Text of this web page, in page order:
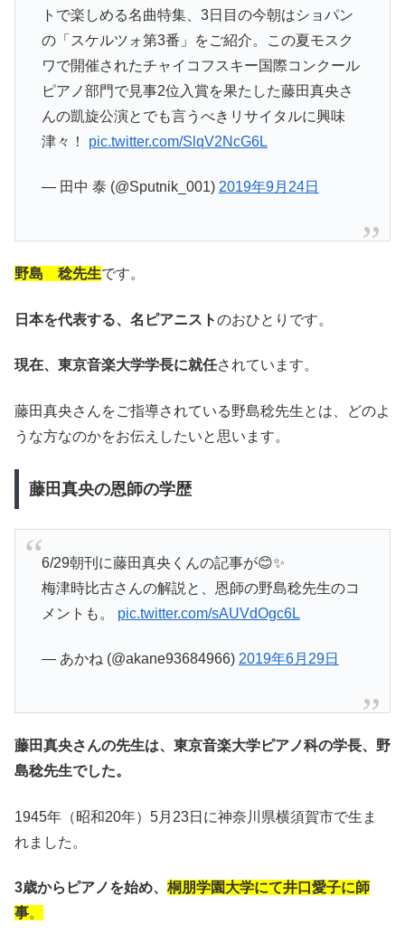
トで楽しめる名曲特集、3日目の今朝はショパン
の「スケルツォ第3番」をご紹介。この夏モスク
ワで開催されたチャイコフスキー国際コンクール
ピアノ部門で見事2位入賞を果たした藤田真央さ
んの凱旋公演とでも言うべきリサイタルに興味
津々！ pic.twitter.com/SlqV2NcG6L
— 田中 泰 (@Sputnik_001) 2019年9月24日
野島 稔先生です。
日本を代表する、名ピアニストのおひとりです。
現在、東京音楽大学学長に就任されています。
藤田真央さんをご指導されている野島稔先生とは、どのよ
うな方なのかをお伝えしたいと思います。
藤田真央の恩師の学歴
6/29朝刊に藤田真央くんの記事が😊✨
梅津時比古さんの解説と、恩師の野島稔先生のコ
メントも。 pic.twitter.com/sAUVdOgc6L
— あかね (@akane93684966) 2019年6月29日
藤田真央さんの先生は、東京音楽大学ピアノ科の学長、野
島稔先生でした。
1945年（昭和20年）5月23日に神奈川県横須賀市で生ま
れました。
3歳からピアノを始め、 桐朋学園大学にて井口愛子に師
事。